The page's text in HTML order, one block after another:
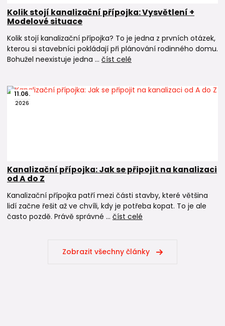
Kolik stojí kanalizační přípojka: Vysvětlení +
Modelové situace
Kolik stojí kanalizační přípojka? To je jedna z prvních otázek,
kterou si stavebníci pokládají při plánování rodinného domu.
Bohužel neexistuje jedna ... číst celé
11.06.
2026
Kanalizační přípojka: Jak se připojit na kanalizaci
od A do Z
Kanalizační přípojka patří mezi části stavby, které většina
lidí začne řešit až ve chvíli, kdy je potřeba kopat. To je ale
často pozdě. Právě správné ... číst celé
Zobrazit všechny články